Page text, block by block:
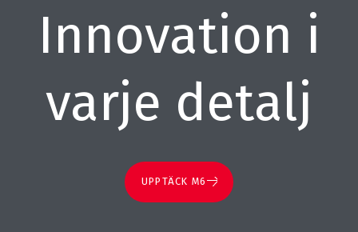
Innovation i
varje detalj
UPPTÄCK M6